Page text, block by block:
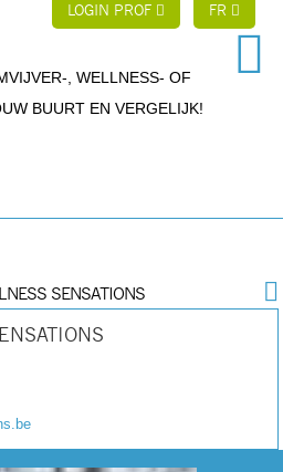
LOGIN PROF FR
, WELLNESS- OF
BUURT EN VERGELIJK!
SENSATIONS